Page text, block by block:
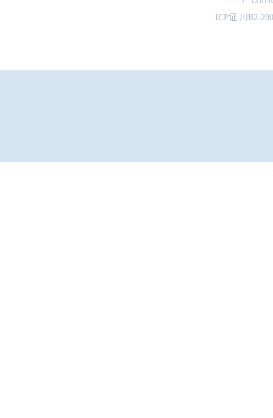
ICP证 川B2-